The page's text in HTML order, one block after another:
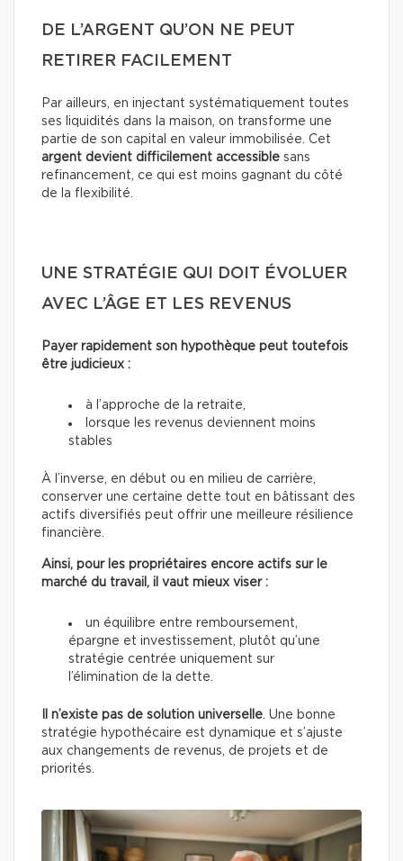
DE L’ARGENT QU’ON NE PEUT
RETIRER FACILEMENT
Par ailleurs, en injectant systématiquement toutes
ses liquidités dans la maison, on transforme une
partie de son capital en valeur immobilisée. Cet
argent devient difficilement accessible sans
refinancement, ce qui est moins gagnant du côté
de la flexibilité.
UNE STRATÉGIE QUI DOIT ÉVOLUER
AVEC L’ÂGE ET LES REVENUS
Payer rapidement son hypothèque peut toutefois
être judicieux :
à l’approche de la retraite,
lorsque les revenus deviennent moins
stables
À l’inverse, en début ou en milieu de carrière,
conserver une certaine dette tout en bâtissant des
actifs diversifiés peut offrir une meilleure résilience
financière.
Ainsi, pour les propriétaires encore actifs sur le
marché du travail, il vaut mieux viser :
un équilibre entre remboursement,
épargne et investissement, plutôt qu’une
stratégie centrée uniquement sur
l’élimination de la dette.
Il n’existe pas de solution universelle. Une bonne
stratégie hypothécaire est dynamique et s’ajuste
aux changements de revenus, de projets et de
priorités.